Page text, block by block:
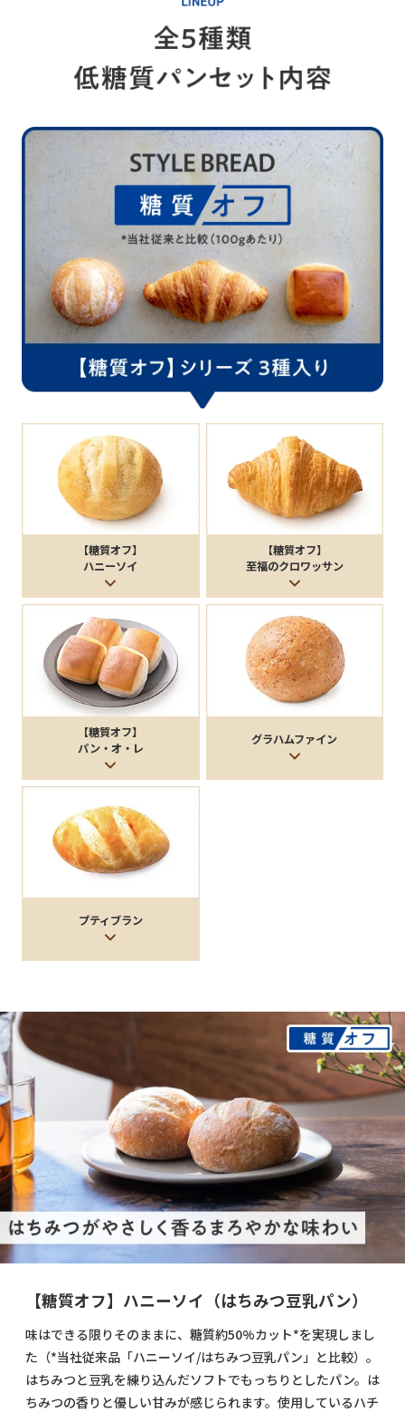
【糖質オフ】
ハニーソイ
【糖質オフ】
至福のクロワッサン
【糖質オフ】
パン・オ・レ
グラハムファイン
プティブラン
【糖質オフ】ハニーソイ（はちみつ豆乳パン）
味はできる限りそのままに、糖質約50%カット*を実現しまし
た（*当社従来品「ハニーソイ/はちみつ豆乳パン」と比較）。
はちみつと豆乳を練り込んだソフトでもっちりとしたパン。は
ちみつの香りと優しい甘みが感じられます。使用しているハチ